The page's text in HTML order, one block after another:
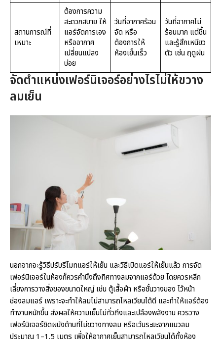
สถานการณ์ที่
เหมาะ
ต้องการความ
สะดวกสบาย ให้
แอร์จัดการเอง
หรืออากาศ
เปลี่ยนแปลง
บ่อย
วันที่อากาศร้อน
จัด หรือ
ต้องการให้
ห้องเย็นเร็ว
วันที่อากาศไม่
ร้อนมาก แต่ชื้น
และรู้สึกเหนียว
ตัว เช่น ฤดูฝน
จัดตำแหน่งเฟอร์นิเจอร์อย่างไรไม่ให้ขวาง
ลมเย็น
นอกจากจะรู้วิธีปรับรีโมทแอร์ให้เย็น และวิธีเปิดแอร์ให้เย็นแล้ว การจัด
เฟอร์นิเจอร์ในห้องก็ควรคำนึงถึงทิศทางลมจากแอร์ด้วย โดยควรหลีก
เลี่ยงการวางสิ่งของขนาดใหญ่ เช่น ตู้เสื้อผ้า หรือชั้นวางของ ไว้หน้า
ช่องลมแอร์ เพราะจะทำให้ลมไม่สามารถไหลเวียนได้ดี และทำให้แอร์ต้อง
ทำงานหนักขึ้น ส่งผลให้ความเย็นไม่ทั่วถึงและเปลืองพลังงาน ควรวาง
เฟอร์นิเจอร์ชิดผนังด้านที่ไม่ขวางทางลม หรือเว้นระยะจากแนวลม
ประมาณ 1–1.5 เมตร เพื่อให้อากาศเย็นสามารถไหลเวียนได้ทั้งห้อง